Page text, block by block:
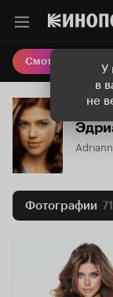
У
в
не
Смотреть кино
Фотографии 71